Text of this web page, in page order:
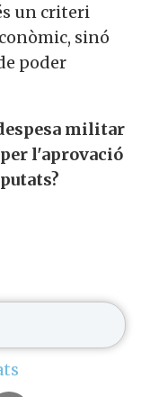
un criteri
sinó
poder
militar
l'aprovació